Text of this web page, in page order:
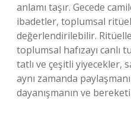
anlamı taşır. Gecede
ibadetler, toplumsal
değerlendirilebilir.
toplumsal hafızayı canlı
tatlı ve çeşitli yiyecekler,
aynı zamanda
dayanışmanın ve